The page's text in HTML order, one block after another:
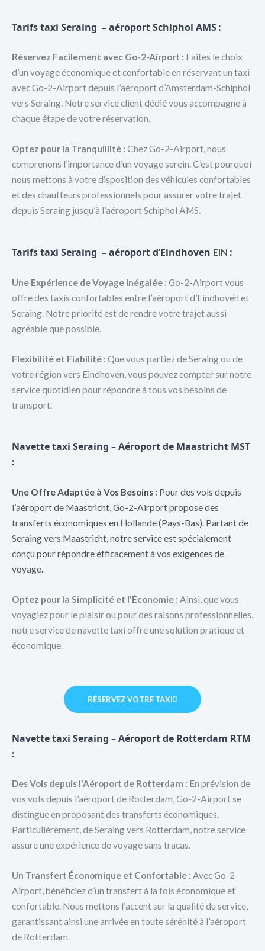
Tarifs taxi Seraing – aéroport Schiphol AMS:
Réservez Facilement avec Go-2-Airport : Faites le choix
d’un voyage économique et confortable en réservant un taxi
avec Go-2-Airport depuis l’aéroport d’Amsterdam-Schiphol
vers Seraing. Notre service client dédié vous accompagne à
chaque étape de votre réservation.
Optez pour la Tranquillité : Chez Go-2-Airport, nous
comprenons l’importance d’un voyage serein. C’est pourquoi
nous mettons à votre disposition des véhicules confortables
et des chauffeurs professionnels pour assurer votre trajet
depuis Seraing jusqu’à l’aéroport Schiphol AMS.
Tarifs taxi Seraing – aéroport d’Eindhoven EIN :
Une Expérience de Voyage Inégalée : Go-2-Airport vous
offre des taxis confortables entre l’aéroport d’Eindhoven et
Seraing. Notre priorité est de rendre votre trajet aussi
agréable que possible.
Flexibilité et Fiabilité : Que vous partiez de Seraing ou de
votre région vers Eindhoven, vous pouvez compter sur notre
service quotidien pour répondre à tous vos besoins de
transport.
Navette taxi Seraing – Aéroport de Maastricht MST
:
Une Offre Adaptée à Vos Besoins : Pour des vols depuis
l’aéroport de Maastricht, Go-2-Airport propose des
transferts économiques en Hollande (Pays-Bas). Partant de
Seraing vers Maastricht, notre service est spécialement
conçu pour répondre efficacement à vos exigences de
voyage.
Optez pour la Simplicité et l’Économie : Ainsi, que vous
voyagiez pour le plaisir ou pour des raisons professionnelles,
notre service de navette taxi offre une solution pratique et
économique.
RÉSERVEZ VOTRE TAXI
Navette taxi Seraing – Aéroport de Rotterdam RTM
:
Des Vols depuis l’Aéroport de Rotterdam : En prévision de
vos vols depuis l’aéroport de Rotterdam, Go-2-Airport se
distingue en proposant des transferts économiques.
Particulièrement, de Seraing vers Rotterdam, notre service
assure une expérience de voyage sans tracas.
Un Transfert Économique et Confortable : Avec Go-2-
Airport, bénéficiez d’un transfert à la fois économique et
confortable. Nous mettons l’accent sur la qualité du service,
garantissant ainsi une arrivée en toute sérénité à l’aéroport
de Rotterdam.